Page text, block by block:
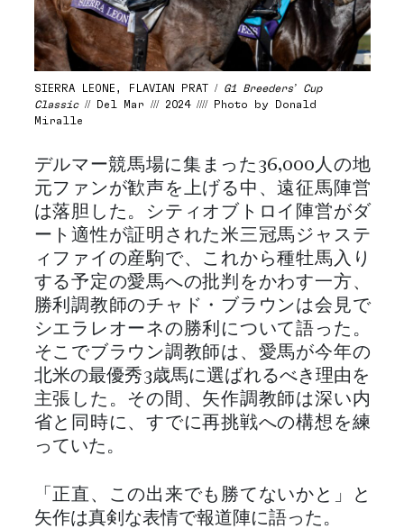
SIERRA LEONE, FLAVIAN PRAT / G1 Breeders’ Cup
Classic// Del Mar /// 2024 //// Photo by Donald
Miralle
デルマー競馬場に集まった36,000人の地
元ファンが歓声を上げる中、遠征馬陣営
は落胆した。シティオブトロイ陣営がダ
ート適性が証明された米三冠馬ジャステ
ィファイの産駒で、これから種牡馬入り
する予定の愛馬への批判をかわす一方、
勝利調教師のチャド・ブラウンは会見で
シエラレオーネの勝利について語った。
そこでブラウン調教師は、愛馬が今年の
北米の最優秀3歳馬に選ばれるべき理由を
主張した。その間、矢作調教師は深い内
省と同時に、すでに再挑戦への構想を練
っていた。
「正直、この出来でも勝てないかと」と
矢作は真剣な表情で報道陣に語った。